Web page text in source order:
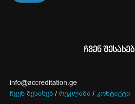
ჩვენ შესახებ
info@accreditation.ge
ჩვენ შესახებ / რეკლამა / კონტაქტი